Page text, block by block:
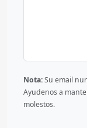
Nota:Su email
Ayudenos a
molestos.